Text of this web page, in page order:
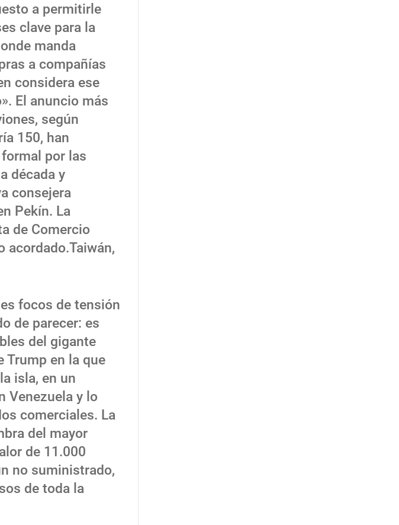
a permitirle
clave para la
manda
a compañías
considera ese
El anuncio más
según
150, han
por las
década y
consejera
Pekín. La
de Comercio
acordado.Taiwán,
focos de tensión
de parecer: es
del gigante
Trump en la que
isla, en un
Venezuela y lo
comerciales. La
del mayor
de 11.000
no suministrado,
de toda la